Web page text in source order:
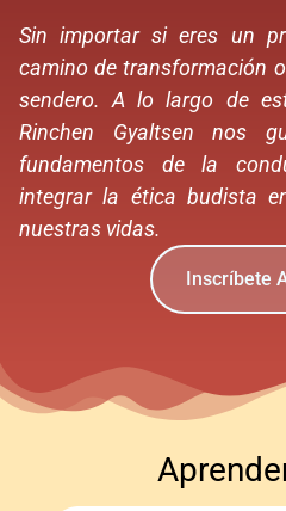
Sin importar si eres un
camino de transformación
sendero. A lo largo de
Rinchen Gyaltsen nos
fundamentos de la
integrar la ética budista
nuestras vidas.
Inscríbete